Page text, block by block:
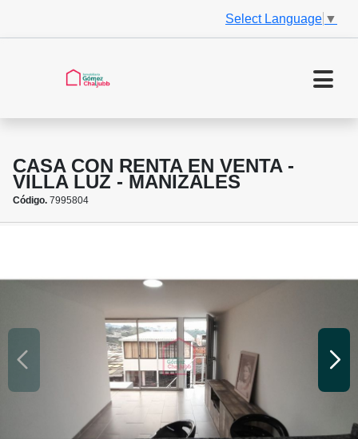
Select Language ▼
CASA CON RENTA EN VENTA -
VILLA LUZ - MANIZALES
Código. 7995804